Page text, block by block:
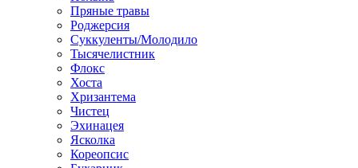
Пряные травы
Роджерсия
Суккуленты/Молодило
Тысячелистник
Флокс
Хоста
Хризантема
Чистец
Эхинацея
Ясколка
Кореопсис